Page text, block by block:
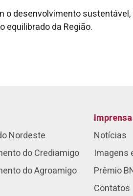
o desenvolvimento
equilibrado da Região.
Nordeste
do Crediamigo
do Agroamigo
Imprensa
Notícias
Imagens
Prêmio
Contatos